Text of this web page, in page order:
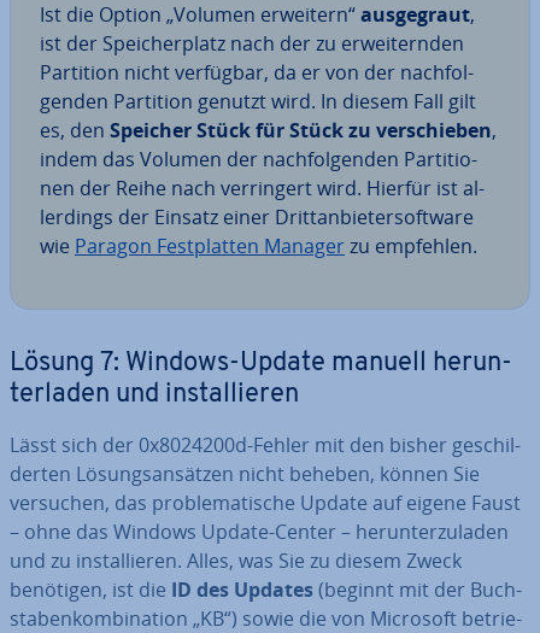
Ist die Option „Volumen erweitern“aus­ge­graut,
ist der Spei­cher­platz nach der zu er­wei­tern­den
Partition nicht verfügbar, da er von der nach­fol­
gen­den Partition genutzt wird. In diesem Fall gilt
es, den Speicher Stück für Stück zu ver­schie­ben,
indem das Volumen der nach­fol­gen­den Par­ti­tio­
nen der Reihe nach ver­rin­gert wird. Hierfür ist al­
ler­dings der Einsatz einer Dritt­an­bie­ter­soft­ware
wie Paragon Fest­plat­ten Managerzu empfehlen.
Lösung 7: Windows-Update manuell her­un­
ter­la­den und in­stal­lie­ren
Lässt sich der 0x8024200d-Fehler mit den bisher ge­schil­
der­ten Lö­sungs­an­sät­zen nicht beheben, können Sie
versuchen, das pro­ble­ma­ti­sche Update auf eigene Faust
– ohne das Windows Update-Center – her­un­ter­zu­la­den
und zu in­stal­lie­ren. Alles, was Sie zu diesem Zweck
benötigen, ist die ID des Updates(beginnt mit der Buch­
sta­ben­kom­bi­na­ti­on „KB“) sowie die von Microsoft be­trie­